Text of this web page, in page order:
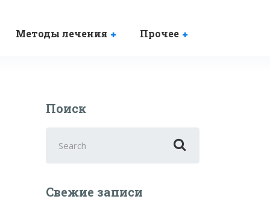
Методы лечения Прочее
Поиск
for:
Свежие записи